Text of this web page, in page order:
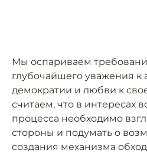
Мы оспариваем
глубочайшего уважения к
демократии и любви к
считаем, что в интересах
процесса необходимо
стороны и подумать о
создания механизма